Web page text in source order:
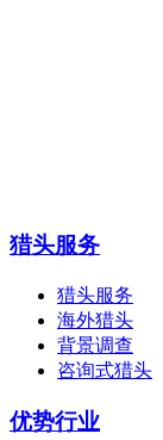
猎头服务
猎头服务
海外猎头
背景调查
咨询式猎头
优势行业